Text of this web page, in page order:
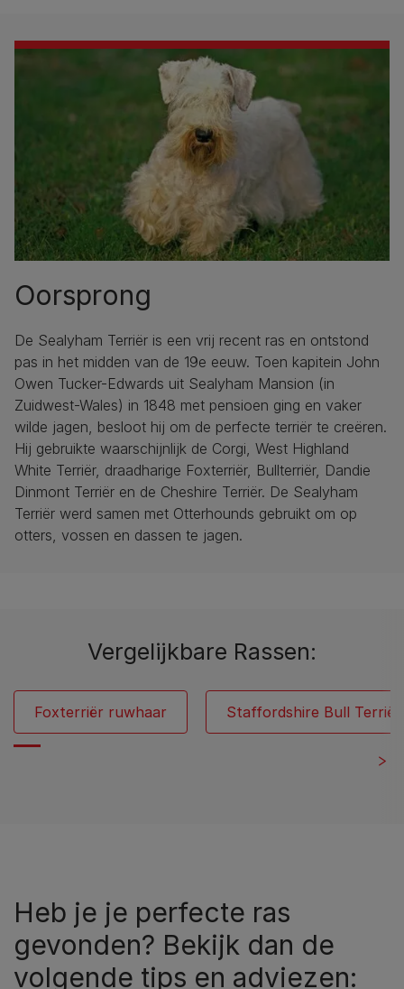
Oorsprong
De Sealyham Terriër is een vrij recent ras en ontstond
pas in het midden van de 19e eeuw. Toen kapitein John
Owen Tucker-Edwards uit Sealyham Mansion (in
Zuidwest-Wales) in 1848 met pensioen ging en vaker
wilde jagen, besloot hij om de perfecte terriër te creëren.
Hij gebruikte waarschijnlijk de Corgi, West Highland
White Terriër, draadharige Foxterriër, Bullterriër, Dandie
Dinmont Terriër en de Cheshire Terriër. De Sealyham
Terriër werd samen met Otterhounds gebruikt om op
otters, vossen en dassen te jagen.
Vergelijkbare Rassen:
Foxterriër ruwhaar Staffordshire Bull Terriër
Heb je je perfecte ras
gevonden? Bekijk dan de
volgende tips en adviezen: